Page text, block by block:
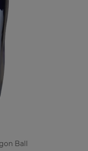
Ball